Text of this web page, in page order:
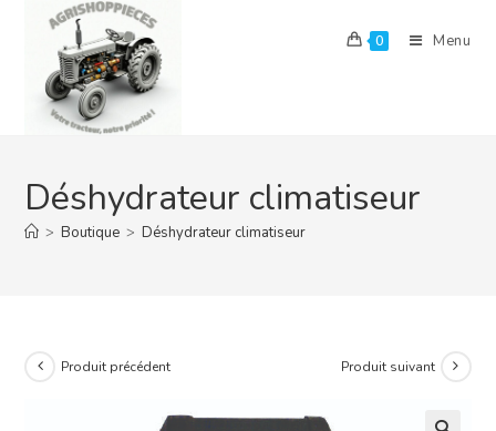
content
0 Menu
Déshydrateur climatiseur
> Boutique > Déshydrateur climatiseur
Produit précédent Produit suivant